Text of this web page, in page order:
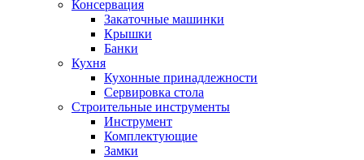
Консервация
Закаточные машинки
Крышки
Банки
Кухня
Кухонные принадлежности
Сервировка стола
Строительные инструменты
Инструмент
Комплектующие
Замки